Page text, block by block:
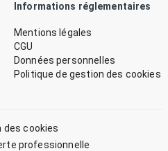
Informations réglementaires
Mentions légales
CGU
Données personnelles
Politique de gestion des cookies
des cookies
professionnelle